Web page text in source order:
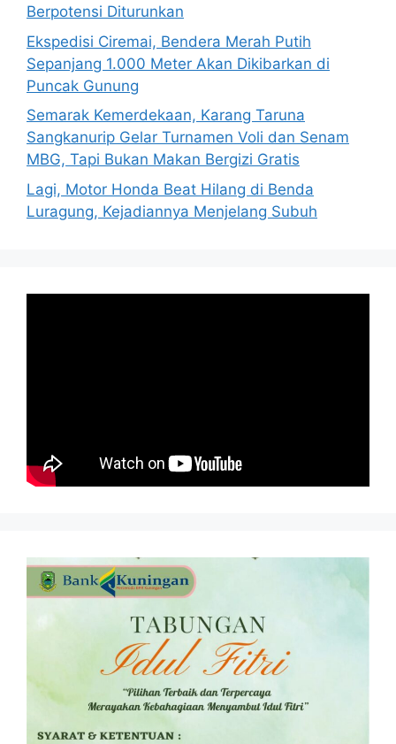
Berpotensi Diturunkan
Ekspedisi Ciremai, Bendera Merah Putih
Sepanjang 1.000 Meter Akan Dikibarkan di
Puncak Gunung
Semarak Kemerdekaan, Karang Taruna
Sangkanurip Gelar Turnamen Voli dan Senam
MBG, Tapi Bukan Makan Bergizi Gratis
Lagi, Motor Honda Beat Hilang di Benda
Luragung, Kejadiannya Menjelang Subuh